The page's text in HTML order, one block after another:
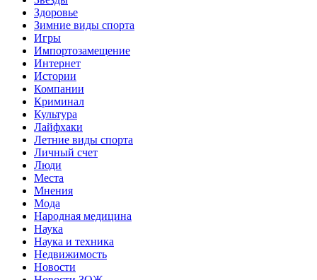
Здоровье
Зимние виды спорта
Игры
Импортозамещение
Интернет
Истории
Компании
Криминал
Культура
Лайфхаки
Летние виды спорта
Личный счет
Люди
Места
Мнения
Мода
Народная медицина
Наука
Наука и техника
Недвижимость
Новости